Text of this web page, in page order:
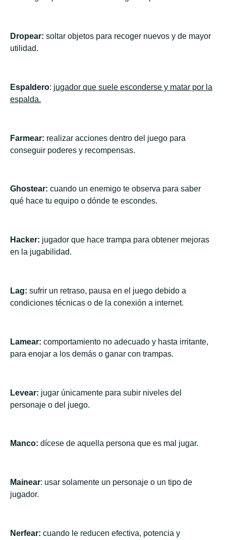
Dropear: soltar objetos para recoger nuevos y de mayor
utilidad.
Espaldero: jugador que suele esconderse y matar por la
espalda.
Farmear: realizar acciones dentro del juego para
conseguir poderes y recompensas.
Ghostear: cuando un enemigo te observa para saber
qué hace tu equipo o dónde te escondes.
Hacker: jugador que hace trampa para obtener mejoras
en la jugabilidad.
Lag: sufrir un retraso, pausa en el juego debido a
condiciones técnicas o de la conexión a internet.
Lamear: comportamiento no adecuado y hasta irritante,
para enojar a los demás o ganar con trampas.
Levear: jugar únicamente para subir niveles del
personaje o del juego.
Manco: dícese de aquella persona que es mal jugar.
Mainear: usar solamente un personaje o un tipo de
jugador.
Nerfear: cuando le reducen efectiva, potencia y